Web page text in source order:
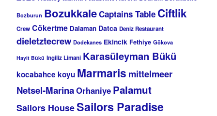
Bozburun BozukkaleCaptains Table Ciftlik
Crew Cökertme Dalaman Datca Deniz Restaurant
dieletztecrew Dodekanes Ekincik Fethiye Gökova
Hayit Bükü Ingiliz Limani Karasüleyman Bükü
kocabahce koyu Marmaris mittelmeer
Netsel-MarinaOrhaniye Palamut
Sailors HouseSailors Paradise